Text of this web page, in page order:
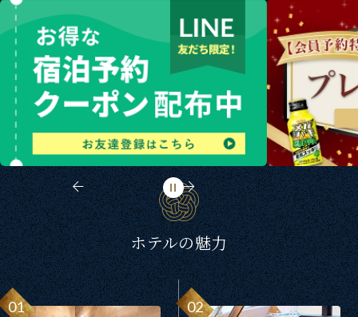
ホテルの魅力
01 02